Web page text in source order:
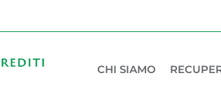
CHI SIAMO